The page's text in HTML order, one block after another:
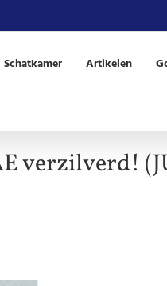
Schatkamer Artikelen
verzilverd!